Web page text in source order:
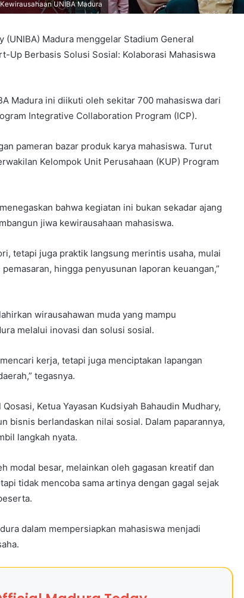
UNIBA Madura
(UNIBA) Madura menggelar Stadium General
Up Berbasis Solusi Sosial: Kolaborasi Mahasiswa
Madura ini diikuti oleh sekitar 700 mahasiswa dari
Integrative Collaboration Program (ICP).
pameran bazar produk karya mahasiswa. Turut
Kelompok Unit Perusahaan (KUP) Program
bahwa kegiatan ini bukan sekadar ajang
jiwa kewirausahaan mahasiswa.
tetapi juga praktik langsung merintis usaha, mulai
hingga penyusunan laporan keuangan,”
wirausahawan muda yang mampu
melalui inovasi dan solusi sosial.
kerja, tetapi juga menciptakan lapangan
tegasnya.
Ketua Yayasan Kudsiyah Bahaudin Mudhary,
bisnis berlandaskan nilai sosial. Dalam paparannya,
langkah nyata.
modal besar, melainkan oleh gagasan kreatif dan
tidak mencoba sama artinya dengan gagal sejak
dalam mempersiapkan mahasiswa menjadi